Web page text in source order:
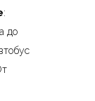
:
до